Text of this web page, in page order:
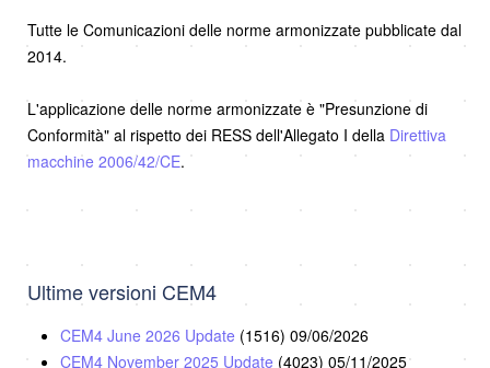
Tutte le Comunicazioni delle norme armonizzate pubblicate dal
2014.
L'applicazione delle norme armonizzate è "Presunzione di
Conformità" al rispetto dei RESS dell'Allegato I della Direttiva
macchine 2006/42/CE.
Ultime versioni CEM4
CEM4 June 2026 Update (1516) 09/06/2026
CEM4 November 2025 Update (4023) 05/11/2025